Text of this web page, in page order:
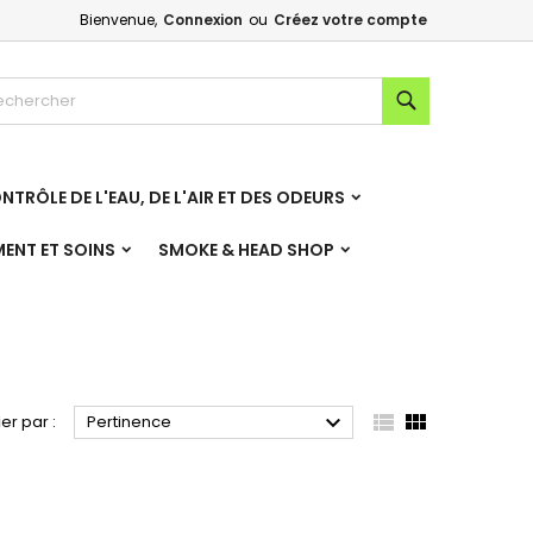
Bienvenue, Connexion ou Créez votre compte
DE L'EAU, DE L'AIR ET DES ODEURS
ET SOINS SMOKE & HEAD SHOP
par : Pertinence   